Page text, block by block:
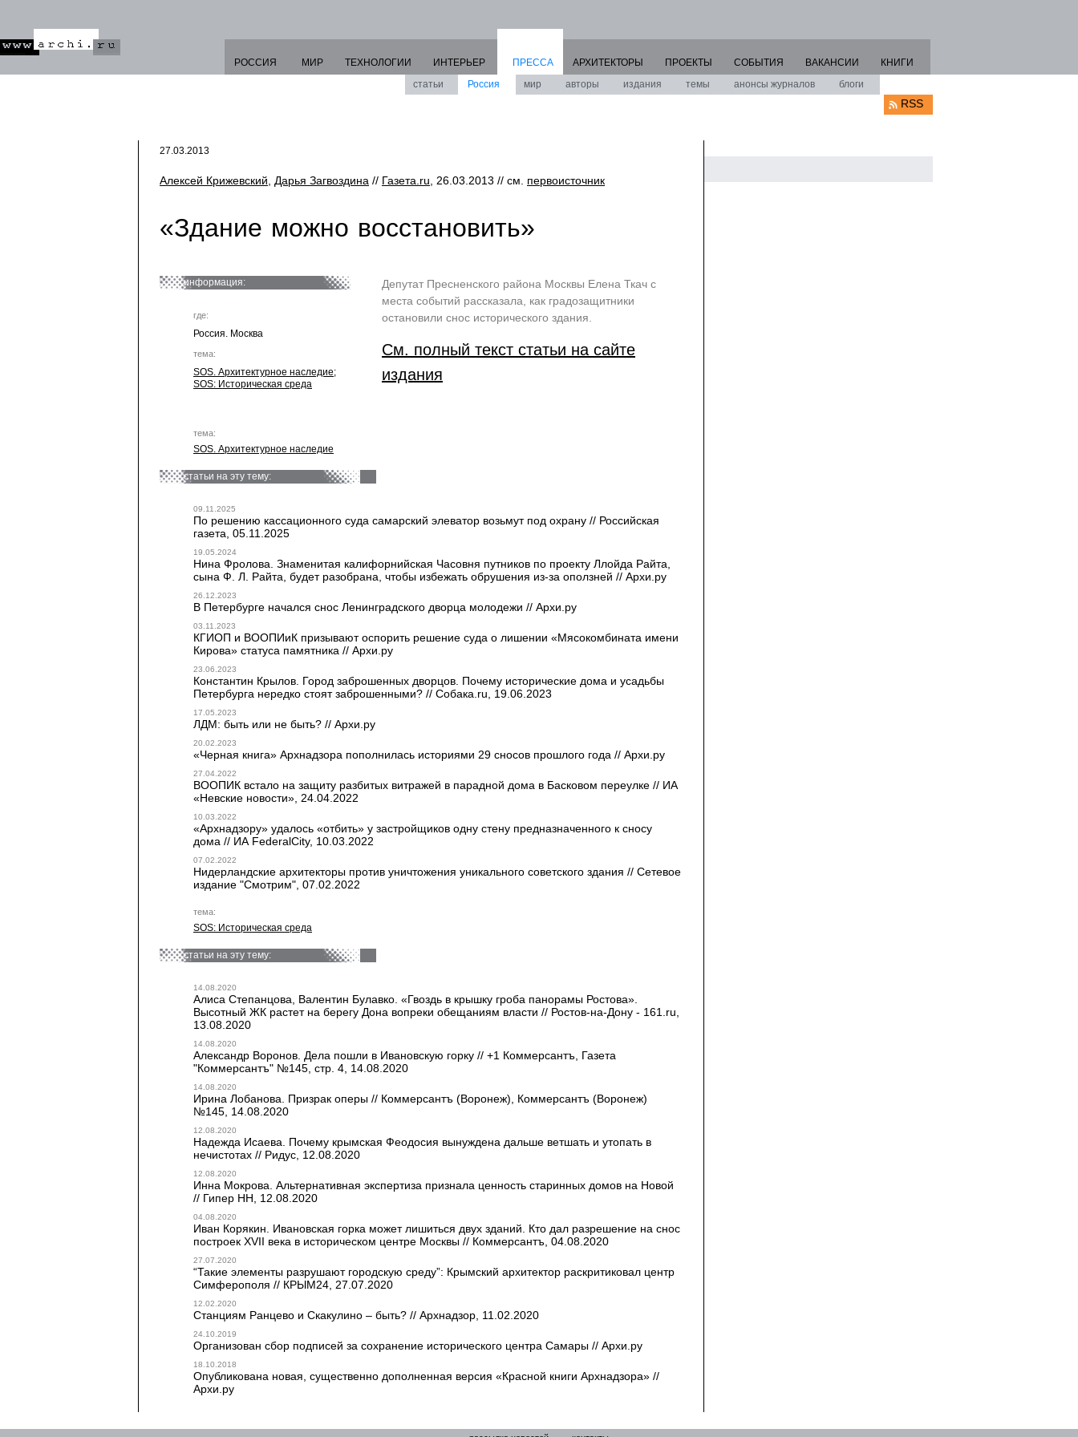
РОССИЯ МИР ТЕХНОЛОГИИ ИНТЕРЬЕР
ПРЕССА
статьи
Россия мир авторы издания темы анонсы журналов блоги
АРХИТЕКТОРЫ ПРОЕКТЫ СОБЫТИЯ ВАКАНСИИ КНИГИ
RSS
27.03.2013
Алексей Крижевский Дарья Загвоздина // Газета.ru , 26.03.2013 // см. первоисточник
«Здание можно восстановить»
информация:
где:
Россия. Москва
тема:
SOS. Архитектурное наследие;
SOS: Историческая среда
Депутат Пресненского района Москвы Елена Ткач с
места событий рассказала, как градозащитники
остановили снос исторического здания.
См. полный текст статьи на сайте
издания
тема:
SOS. Архитектурное наследие
статьи на эту тему:
09.11.2025
По решению кассационного суда самарский элеватор возьмут под охрану // Российская
газета, 05.11.2025
19.05.2024
Нина Фролова. Знаменитая калифорнийская Часовня путников по проекту Ллойда Райта,
сына Ф. Л. Райта, будет разобрана, чтобы избежать обрушения из-за оползней // Архи.ру
26.12.2023
В Петербурге начался снос Ленинградского дворца молодежи // Архи.ру
03.11.2023
КГИОП и ВООПИиК призывают оспорить решение суда о лишении «Мясокомбината имени
Кирова» статуса памятника // Архи.ру
23.06.2023
Константин Крылов. Город заброшенных дворцов. Почему исторические дома и усадьбы
Петербурга нередко стоят заброшенными? // Собака.ru, 19.06.2023
17.05.2023
ЛДМ: быть или не быть? // Архи.ру
20.02.2023
«Черная книга» Архнадзора пополнилась историями 29 сносов прошлого года // Архи.ру
27.04.2022
ВООПИК встало на защиту разбитых витражей в парадной дома в Басковом переулке // ИА
«Невские новости», 24.04.2022
10.03.2022
«Архнадзору» удалось «отбить» у застройщиков одну стену предназначенного к сносу
дома // ИА FederalCity, 10.03.2022
07.02.2022
Нидерландские архитекторы против уничтожения уникального советского здания // Сетевое
издание "Смотрим", 07.02.2022
тема:
SOS: Историческая среда
статьи на эту тему:
14.08.2020
Алиса Степанцова, Валентин Булавко. «Гвоздь в крышку гроба панорамы Ростова».
Высотный ЖК растет на берегу Дона вопреки обещаниям власти // Ростов-на-Дону - 161.ru,
13.08.2020
14.08.2020
Александр Воронов. Дела пошли в Ивановскую горку // +1 Коммерсантъ, Газета
"Коммерсантъ" №145, стр. 4, 14.08.2020
14.08.2020
Ирина Лобанова. Призрак оперы // Коммерсантъ (Воронеж), Коммерсантъ (Воронеж)
№145, 14.08.2020
12.08.2020
Надежда Исаева. Почему крымская Феодосия вынуждена дальше ветшать и утопать в
нечистотах // Ридус, 12.08.2020
12.08.2020
Инна Мокрова. Альтернативная экспертиза признала ценность старинных домов на Новой
// Гипер НН, 12.08.2020
04.08.2020
Иван Корякин. Ивановская горка может лишиться двух зданий. Кто дал разрешение на снос
построек XVII века в историческом центре Москвы // Коммерсантъ, 04.08.2020
27.07.2020
“Такие элементы разрушают городскую среду”: Крымский архитектор раскритиковал центр
Симферополя // КРЫМ24, 27.07.2020
12.02.2020
Станциям Ранцево и Скакулино – быть? // Архнадзор, 11.02.2020
24.10.2019
Организован сбор подписей за сохранение исторического центра Самары // Архи.ру
18.10.2018
Опубликована новая, существенно дополненная версия «Красной книги Архнадзора» //
Архи.ру